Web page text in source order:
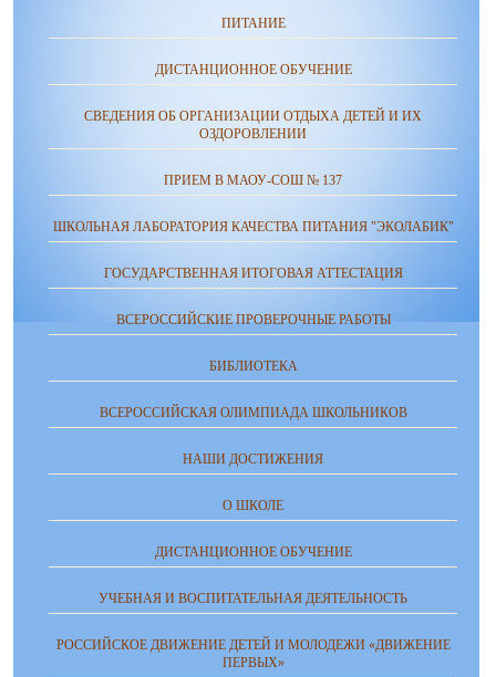
ПИТАНИЕ
ДИСТАНЦИОННОЕ ОБУЧЕНИЕ
СВЕДЕНИЯ ОБ ОРГАНИЗАЦИИ ОТДЫХА ДЕТЕЙ И ИХ
ОЗДОРОВЛЕНИИ
ПРИЕМ В МАОУ-СОШ № 137
ШКОЛЬНАЯ ЛАБОРАТОРИЯ КАЧЕСТВА ПИТАНИЯ "ЭКОЛАБИК"
ГОСУДАРСТВЕННАЯ ИТОГОВАЯ АТТЕСТАЦИЯ
ВСЕРОССИЙСКИЕ ПРОВЕРОЧНЫЕ РАБОТЫ
БИБЛИОТЕКА
ВСЕРОССИЙСКАЯ ОЛИМПИАДА ШКОЛЬНИКОВ
НАШИ ДОСТИЖЕНИЯ
О ШКОЛЕ
ДИСТАНЦИОННОЕ ОБУЧЕНИЕ
УЧЕБНАЯ И ВОСПИТАТЕЛЬНАЯ ДЕЯТЕЛЬНОСТЬ
РОССИЙСКОЕ ДВИЖЕНИЕ ДЕТЕЙ И МОЛОДЕЖИ «ДВИЖЕНИЕ
ПЕРВЫХ»